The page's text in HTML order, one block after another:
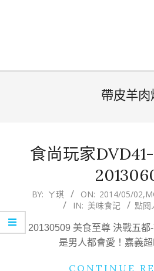
帶皮羊肉
食尚玩家
2014-
02
BY: ㄚ琪 ON: 2014/05/02
IN: 美味食記 點閱
20130509 美食至尊 決戰五
是男人都會愛！嘉義
CONTINUE